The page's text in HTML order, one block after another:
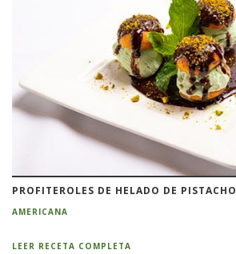
PROFITEROLES DE HELADO DE PISTACHO
AMERICANA
LEER RECETA COMPLETA